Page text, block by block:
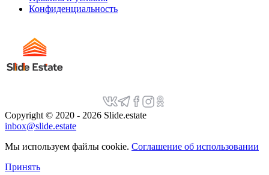
Конфиденциальность
Copyright © 2020 - 2026 Slide.estate
inbox@slide.estate
Мы используем файлы cookie. Соглашение об использовании
Принять